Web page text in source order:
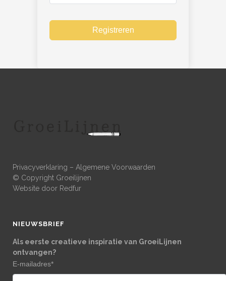
Registreren
Privacyverklaring – Algemene Voorwaarden
© Copyright Groeilijnen
Website door Redfur
NIEUWSBRIEF
Als eerste creatieve inspiratie van GroeiLijnen
ontvangen?
E-mailadres*